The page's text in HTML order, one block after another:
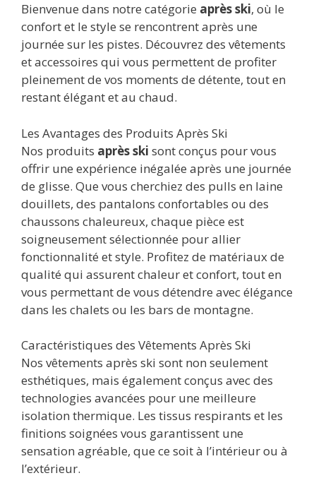
Bienvenue dans notre catégorie après ski, où le
confort et le style se rencontrent après une
journée sur les pistes. Découvrez des vêtements
et accessoires qui vous permettent de profiter
pleinement de vos moments de détente, tout en
restant élégant et au chaud.
Les Avantages des Produits Après Ski
Nos produits après ski sont conçus pour vous
offrir une expérience inégalée après une journée
de glisse. Que vous cherchiez des pulls en laine
douillets, des pantalons confortables ou des
chaussons chaleureux, chaque pièce est
soigneusement sélectionnée pour allier
fonctionnalité et style. Profitez de matériaux de
qualité qui assurent chaleur et confort, tout en
vous permettant de vous détendre avec élégance
dans les chalets ou les bars de montagne.
Caractéristiques des Vêtements Après Ski
Nos vêtements après ski sont non seulement
esthétiques, mais également conçus avec des
technologies avancées pour une meilleure
isolation thermique. Les tissus respirants et les
finitions soignées vous garantissent une
sensation agréable, que ce soit à l’intérieur ou à
l’extérieur.